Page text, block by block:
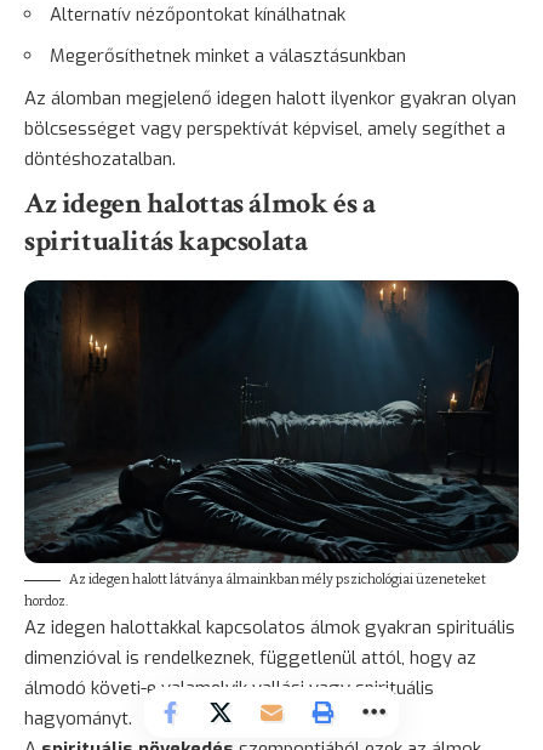
Alternatív nézőpontokat kínálhatnak
Megerősíthetnek minket a választásunkban
Az álomban megjelenő idegen halott ilyenkor gyakran olyan
bölcsességet vagy perspektívát képvisel, amely segíthet a
döntéshozatalban.
Az idegen halottas álmok és a
spiritualitás kapcsolata
Az idegen halott látványa álmainkban mély pszichológiai üzeneteket
hordoz.
Az idegen halottakkal kapcsolatos álmok gyakran spirituális
dimenzióval is rendelkeznek, függetlenül attól, hogy az
álmodó követi-e valamelyik vallási vagy spirituális
hagyományt.